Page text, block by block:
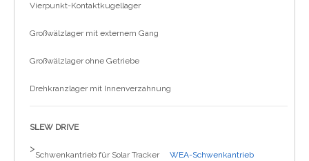
Vierpunkt-Kontaktkugellager
Großwälzlager mit externem Gang
Großwälzlager ohne Getriebe
Drehkranzlager mit Innenverzahnung
SLEW DRIVE
>
Schwenkantrieb für Solar Tracker WEA-Schwenkantrieb